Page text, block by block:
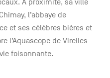
À proximité, sa ville
l’abbaye de
et ses célèbres bières et
l’Aquascope de Virelles
foisonnante.